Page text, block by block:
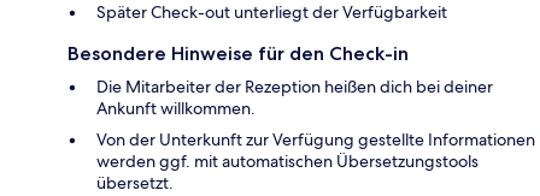
Später Check-out unterliegt der Verfügbarkeit
Besondere Hinweise für den Check-in
Die Mitarbeiter der Rezeption heißen dich bei deiner
Ankunft willkommen.
Von der Unterkunft zur Verfügung gestellte Informationen
werden ggf. mit automatischen Übersetzungstools
übersetzt.